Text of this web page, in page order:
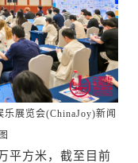
展览会(ChinaJoy)新闻
方米，截至目前